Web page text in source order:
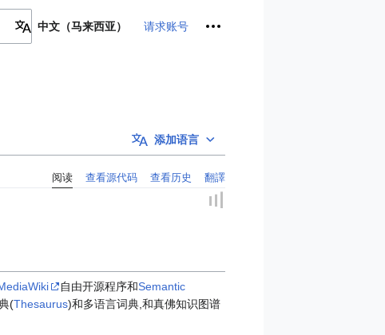
中文（马来西亚） 请求账号 个人工具
添加语言
阅读 查看源代码 查看历史 翻譯
自由开源程序和Semantic
(Thesaurus)和多语言词典,和真佛知识图谱